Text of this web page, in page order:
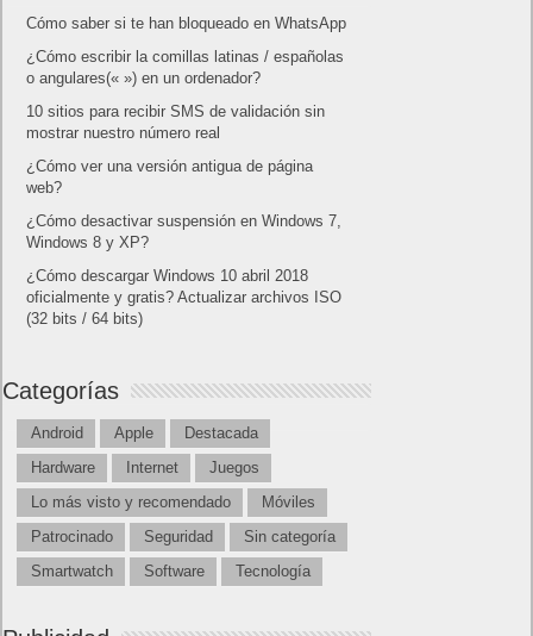
Cómo saber si te han bloqueado en WhatsApp
¿Cómo escribir la comillas latinas / españolas
o angulares(« ») en un ordenador?
10 sitios para recibir SMS de validación sin
mostrar nuestro número real
¿Cómo ver una versión antigua de página
web?
¿Cómo desactivar suspensión en Windows 7,
Windows 8 y XP?
¿Cómo descargar Windows 10 abril 2018
oficialmente y gratis? Actualizar archivos ISO
(32 bits / 64 bits)
Categorías
Android Apple
Destacada
Hardware
Internet
Juegos
Lo más visto y recomendado
Móviles
Patrocinado
Seguridad
Sin categoría
Smartwatch
Software Tecnología